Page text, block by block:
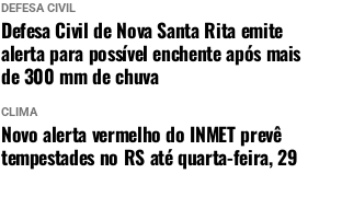
DEFESA CIVIL
Defesa Civil de Nova Santa Rita emite
alerta para possível enchente após mais
de 300 mm de chuva
CLIMA
Novo alerta vermelho do INMET prevê
tempestades no RS até quarta-feira, 29